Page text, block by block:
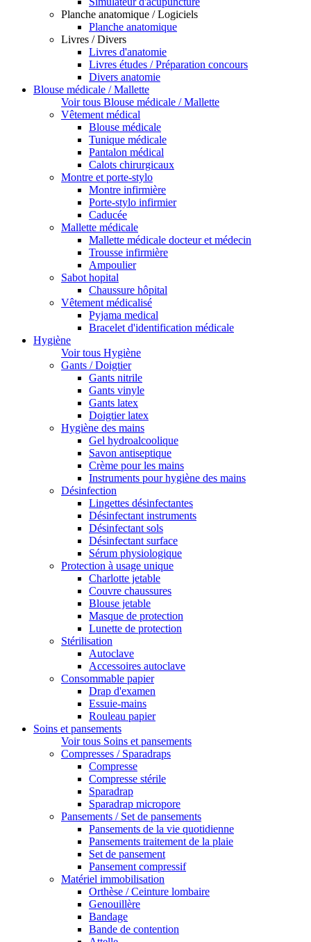
Planche anatomique / Logiciels
Planche anatomique
Livres / Divers
Livres d'anatomie
Livres études / Préparation concours
Divers anatomie
Blouse médicale / Mallette
Voir tous Blouse médicale / Mallette
Vêtement médical
Blouse médicale
Tunique médicale
Pantalon médical
Calots chirurgicaux
Montre et porte-stylo
Montre infirmière
Porte-stylo infirmier
Caducée
Mallette médicale
Mallette médicale docteur et médecin
Trousse infirmière
Ampoulier
Sabot hopital
Chaussure hôpital
Vêtement médicalisé
Pyjama medical
Bracelet d'identification médicale
Hygiène
Voir tous Hygiène
Gants / Doigtier
Gants nitrile
Gants vinyle
Gants latex
Doigtier latex
Hygiène des mains
Gel hydroalcoolique
Savon antiseptique
Crème pour les mains
Instruments pour hygiène des mains
Désinfection
Lingettes désinfectantes
Désinfectant instruments
Désinfectant sols
Désinfectant surface
Sérum physiologique
Protection à usage unique
Charlotte jetable
Couvre chaussures
Blouse jetable
Masque de protection
Lunette de protection
Stérilisation
Autoclave
Accessoires autoclave
Consommable papier
Drap d'examen
Essuie-mains
Rouleau papier
Soins et pansements
Voir tous Soins et pansements
Compresses / Sparadraps
Compresse
Compresse stérile
Sparadrap
Sparadrap micropore
Pansements / Set de pansements
Pansements de la vie quotidienne
Pansements traitement de la plaie
Set de pansement
Pansement compressif
Matériel immobilisation
Orthèse / Ceinture lombaire
Genouillère
Bandage
Bande de contention